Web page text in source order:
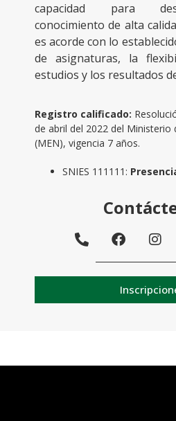
capacidad para
conocimiento de alta
es acorde con lo
de asignaturas, la
estudios y los resultados
Registro calificado:
de abril del 2022 del Ministerio
(MEN), vigencia 7 años.
SNIES 111111: